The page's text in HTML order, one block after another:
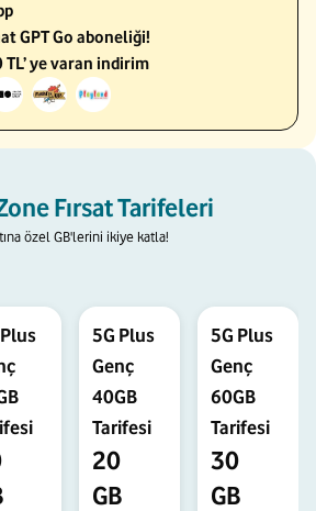
GPT Go aboneliği!
TL’ ye varan indirim
Fırsat Tarifeleri
özel GB'lerini ikiye katla!
5G Plus
Genç
40GB
Tarifesi
20
GB
5G Plus
Genç
60GB
Tarifesi
30
GB